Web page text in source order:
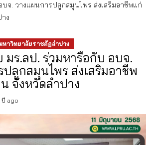
จ. วางแผนการปลูกสมุนไพร ส่งเสริมอาชีพแก่
ง
าวิทยาลัยราชภัฏลำปาง
ร.ลป. ร่วมหารือกับ อบจ.
ปลูกสมุนไพร ส่งเสริมอาชีพ
จังหวัดลำปาง
ปี ago